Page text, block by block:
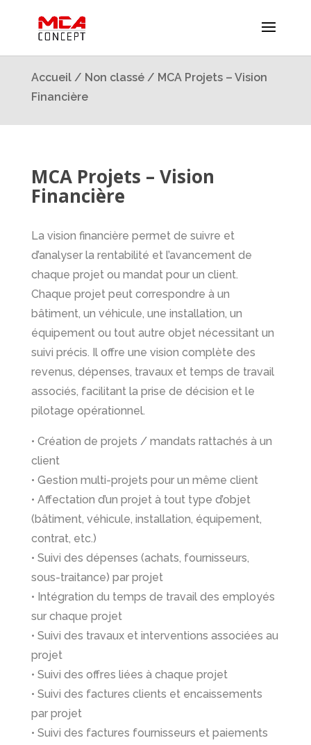
Accueil/ Non classé/ MCA Projets – Vision
Financière
MCA Projets – Vision
Financière
La vision financière permet de suivre et
d’analyser la rentabilité et l’avancement de
chaque projet ou mandat pour un client.
Chaque projet peut correspondre à un
bâtiment, un véhicule, une installation, un
équipement ou tout autre objet nécessitant un
suivi précis. Il offre une vision complète des
revenus, dépenses, travaux et temps de travail
associés, facilitant la prise de décision et le
pilotage opérationnel.
• Création de projets / mandats rattachés à un
client
• Gestion multi-projets pour un même client
• Affectation d’un projet à tout type d’objet
(bâtiment, véhicule, installation, équipement,
contrat, etc.)
• Suivi des dépenses (achats, fournisseurs,
sous-traitance) par projet
• Intégration du temps de travail des employés
sur chaque projet
• Suivi des travaux et interventions associées au
projet
• Suivi des offres liées à chaque projet
• Suivi des factures clients et encaissements
par projet
• Suivi des factures fournisseurs et paiements